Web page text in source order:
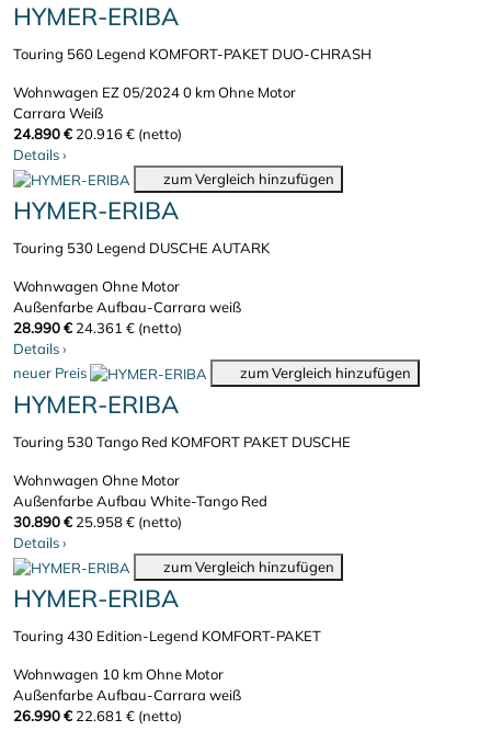
HYMER-ERIBA
Touring 560 Legend KOMFORT-PAKET DUO-CHRASH
Wohnwagen EZ 05/20240 kmOhne Motor
Carrara Weiß
24.890 € 20.916 € (netto)
Details›
zum Vergleich hinzufügen
HYMER-ERIBA
Touring 530 Legend DUSCHE AUTARK
Wohnwagen Ohne Motor
Außenfarbe Aufbau-Carrara weiß
28.990 € 24.361 € (netto)
Details›
neuer Preis
zum Vergleich hinzufügen
HYMER-ERIBA
Touring 530 Tango Red KOMFORT PAKET DUSCHE
Wohnwagen Ohne Motor
Außenfarbe Aufbau White-Tango Red
30.890 € 25.958 € (netto)
Details›
zum Vergleich hinzufügen
HYMER-ERIBA
Touring 430 Edition-Legend KOMFORT-PAKET
Wohnwagen 10 kmOhne Motor
Außenfarbe Aufbau-Carrara weiß
26.990 € 22.681 € (netto)